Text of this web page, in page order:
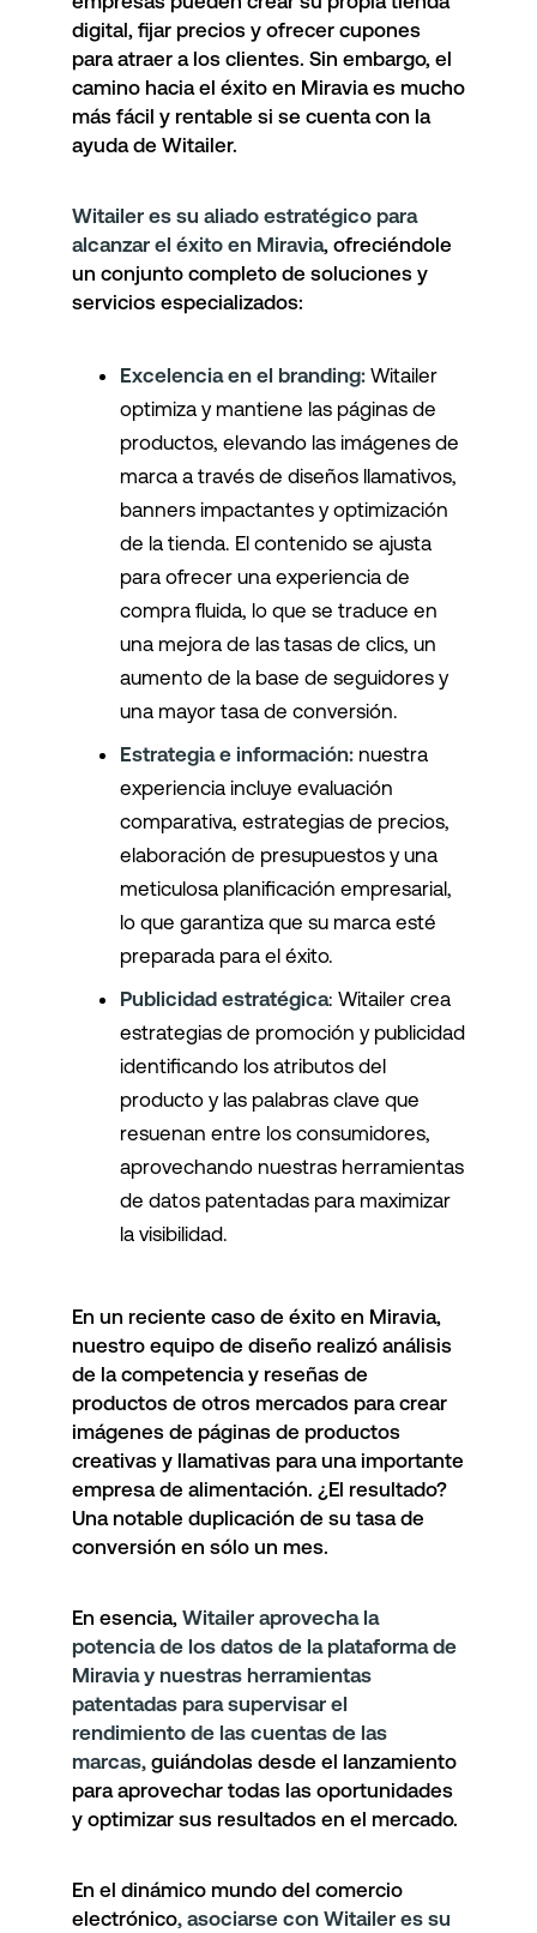
digital, fijar precios y ofrecer cupones
para atraer a los clientes. Sin embargo, el
camino hacia el éxito en Miravia es mucho
más fácil y rentable si se cuenta con la
ayuda de Witailer.
Witailer es su aliado estratégico para
alcanzar el éxito en Miravia, ofreciéndole
un conjunto completo de soluciones y
servicios especializados:
Excelencia en el branding: Witailer
optimiza y mantiene las páginas de
productos, elevando las imágenes de
marca a través de diseños llamativos,
banners impactantes y optimización
de la tienda. El contenido se ajusta
para ofrecer una experiencia de
compra fluida, lo que se traduce en
una mejora de las tasas de clics, un
aumento de la base de seguidores y
una mayor tasa de conversión.
Estrategia e información: nuestra
experiencia incluye evaluación
comparativa, estrategias de precios,
elaboración de presupuestos y una
meticulosa planificación empresarial,
lo que garantiza que su marca esté
preparada para el éxito.
Publicidad estratégica: Witailer crea
estrategias de promoción y publicidad
identificando los atributos del
producto y las palabras clave que
resuenan entre los consumidores,
aprovechando nuestras herramientas
de datos patentadas para maximizar
la visibilidad.
En un reciente caso de éxito en Miravia,
nuestro equipo de diseño realizó análisis
de la competencia y reseñas de
productos de otros mercados para crear
imágenes de páginas de productos
creativas y llamativas para una importante
empresa de alimentación. ¿El resultado?
Una notable duplicación de su tasa de
conversión en sólo un mes.
En esencia, Witailer aprovecha la
potencia de los datos de la plataforma de
Miravia y nuestras herramientas
patentadas para supervisar el
rendimiento de las cuentas de las
marcas, guiándolas desde el lanzamiento
para aprovechar todas las oportunidades
y optimizar sus resultados en el mercado.
En el dinámico mundo del comercio
electrónico, asociarse con Witailer es su